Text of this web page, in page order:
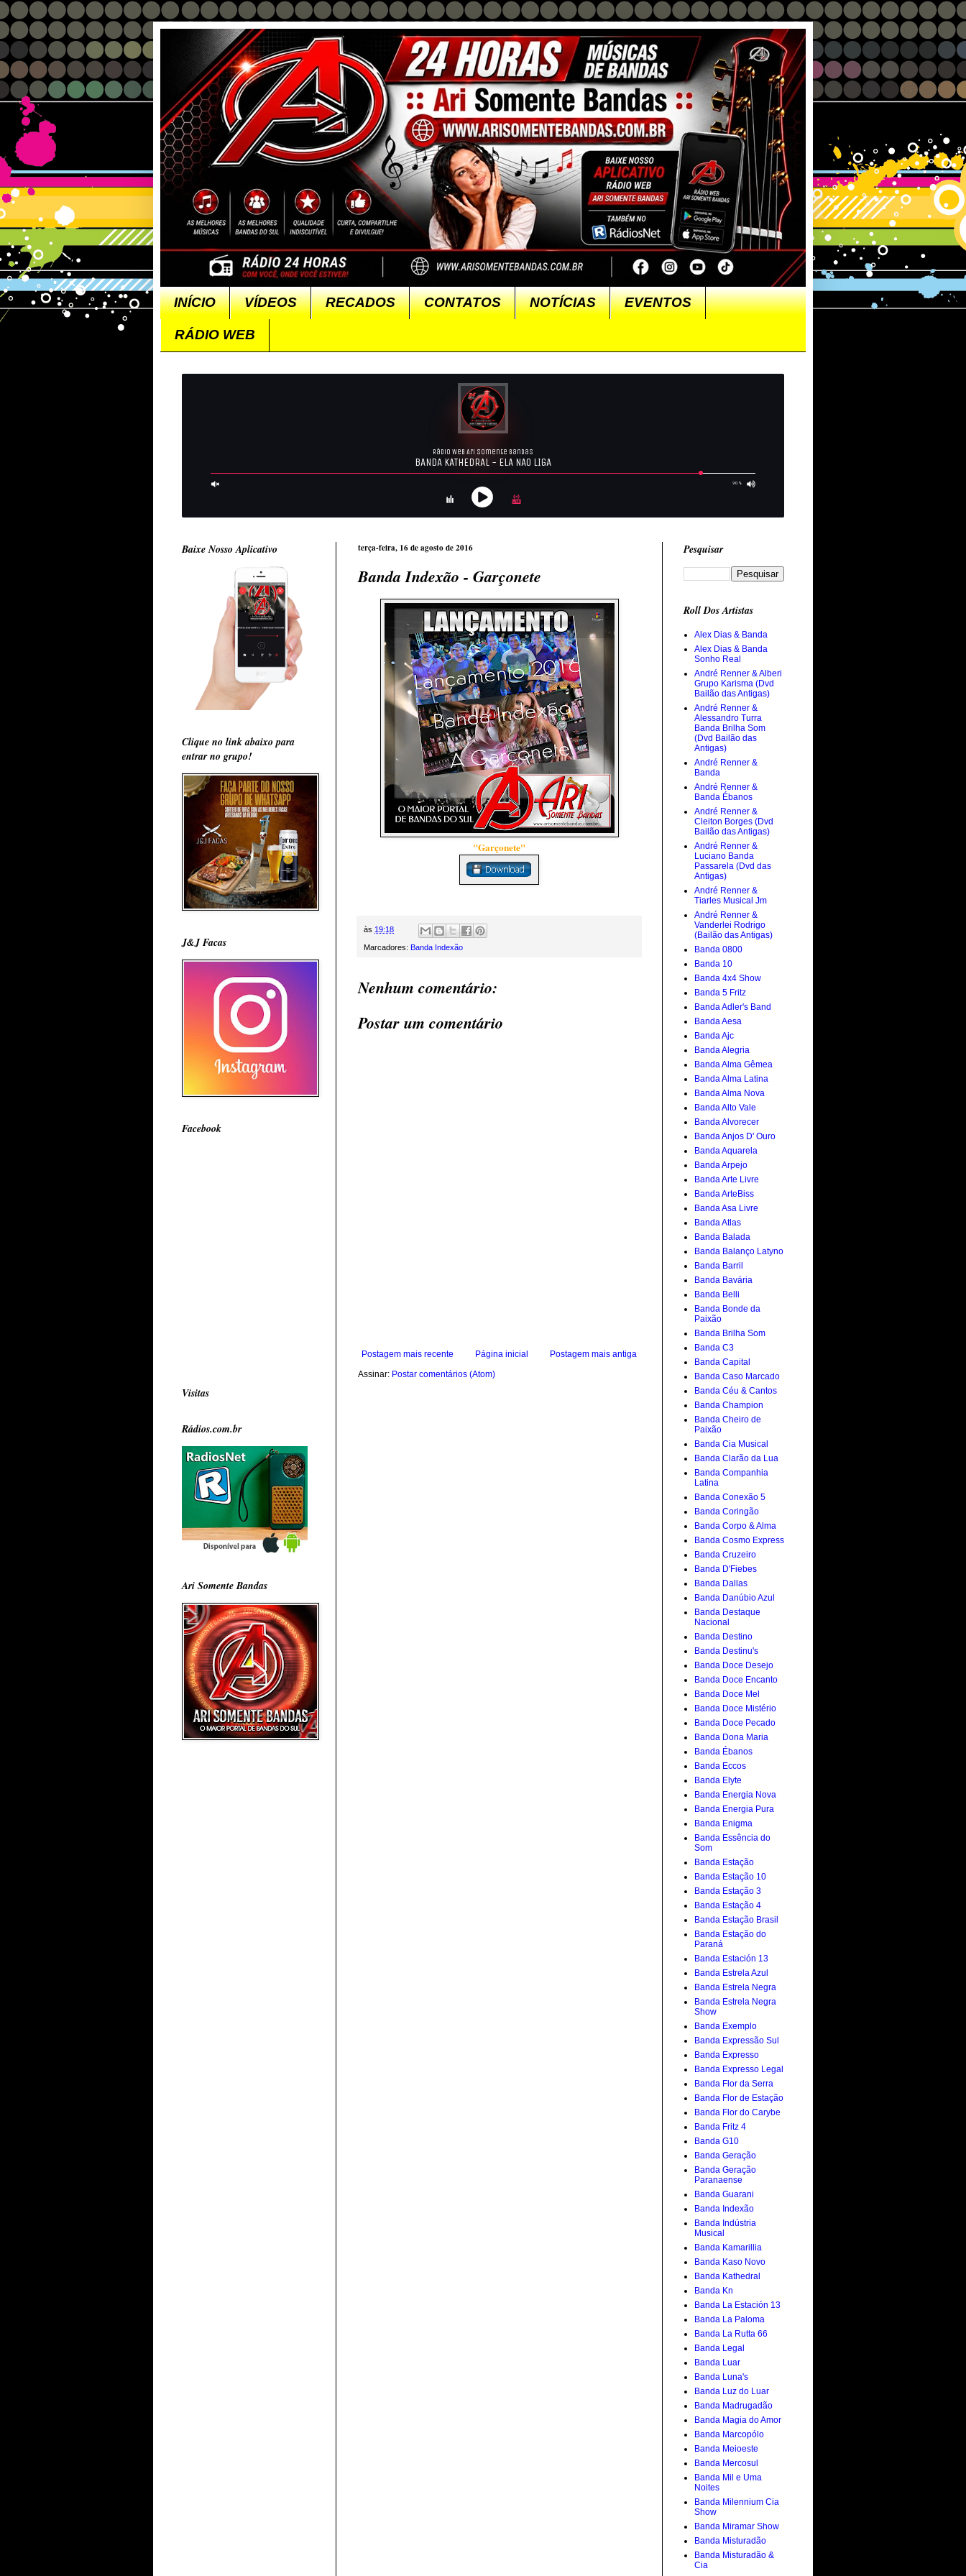
INÍCIO VÍDEOS RECADOS CONTATOS NOTÍCIAS EVENTOS
RÁDIO WEB
terça-feira, 16 de agosto de 2016
Banda Indexão - Garçonete
"Garçonete"
às 19:18
Marcadores: Banda Indexão
Nenhum comentário:
Postar um comentário
Postagem mais recente Postagem mais antiga
Página inicial
Assinar: Postar comentários (Atom)
Baixe Nosso Aplicativo
Clique no link abaixo para
entrar no grupo!
J&J Facas
Facebook
Visitas
Rádios.com.br
Ari Somente Bandas
Pesquisar
Roll Dos Artistas
Alex Dias & Banda
Alex Dias & Banda
Sonho Real
André Renner & Alberi
Grupo Karisma (Dvd
Bailão das Antigas)
André Renner &
Alessandro Turra
Banda Brilha Som
(Dvd Bailão das
Antigas)
André Renner &
Banda
André Renner &
Banda Ébanos
André Renner &
Cleiton Borges (Dvd
Bailão das Antigas)
André Renner &
Luciano Banda
Passarela (Dvd das
Antigas)
André Renner &
Tiarles Musical Jm
André Renner &
Vanderlei Rodrigo
(Bailão das Antigas)
Banda 0800
Banda 10
Banda 4x4 Show
Banda 5 Fritz
Banda Adler's Band
Banda Aesa
Banda Ajc
Banda Alegria
Banda Alma Gêmea
Banda Alma Latina
Banda Alma Nova
Banda Alto Vale
Banda Alvorecer
Banda Anjos D' Ouro
Banda Aquarela
Banda Arpejo
Banda Arte Livre
Banda ArteBiss
Banda Asa Livre
Banda Atlas
Banda Balada
Banda Balanço Latyno
Banda Barril
Banda Bavária
Banda Belli
Banda Bonde da
Paixão
Banda Brilha Som
Banda C3
Banda Capital
Banda Caso Marcado
Banda Céu & Cantos
Banda Champion
Banda Cheiro de
Paixão
Banda Cia Musical
Banda Clarão da Lua
Banda Companhia
Latina
Banda Conexão 5
Banda Coringão
Banda Corpo & Alma
Banda Cosmo Express
Banda Cruzeiro
Banda D'Fiebes
Banda Dallas
Banda Danúbio Azul
Banda Destaque
Nacional
Banda Destino
Banda Destinu's
Banda Doce Desejo
Banda Doce Encanto
Banda Doce Mel
Banda Doce Mistério
Banda Doce Pecado
Banda Dona Maria
Banda Ébanos
Banda Eccos
Banda Elyte
Banda Energia Nova
Banda Energia Pura
Banda Enigma
Banda Essência do
Som
Banda Estação
Banda Estação 10
Banda Estação 3
Banda Estação 4
Banda Estação Brasil
Banda Estação do
Paraná
Banda Estación 13
Banda Estrela Azul
Banda Estrela Negra
Banda Estrela Negra
Show
Banda Exemplo
Banda Expressão Sul
Banda Expresso
Banda Expresso Legal
Banda Flor da Serra
Banda Flor de Estação
Banda Flor do Carybe
Banda Fritz 4
Banda G10
Banda Geração
Banda Geração
Paranaense
Banda Guarani
Banda Indexão
Banda Indústria
Musical
Banda Kamarillia
Banda Kaso Novo
Banda Kathedral
Banda Kn
Banda La Estación 13
Banda La Paloma
Banda La Rutta 66
Banda Legal
Banda Luar
Banda Luna's
Banda Luz do Luar
Banda Madrugadão
Banda Magia do Amor
Banda Marcopólo
Banda Meioeste
Banda Mercosul
Banda Mil e Uma
Noites
Banda Milennium Cia
Show
Banda Miramar Show
Banda Misturadão
Banda Misturadão &
Cia